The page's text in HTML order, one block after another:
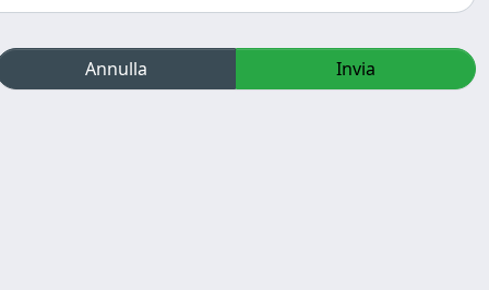
Annulla Invia